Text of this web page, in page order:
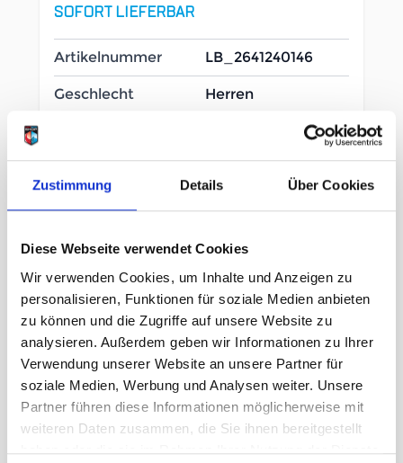
Zustimmung Details Über Cookies
Diese Webseite verwendet Cookies
Wir verwenden Cookies, um Inhalte und Anzeigen zu
personalisieren, Funktionen für soziale Medien anbieten
zu können und die Zugriffe auf unsere Website zu
analysieren. Außerdem geben wir Informationen zu Ihrer
Verwendung unserer Website an unsere Partner für
soziale Medien, Werbung und Analysen weiter. Unsere
Partner führen diese Informationen möglicherweise mit
weiteren Daten zusammen, die Sie ihnen bereitgestellt
haben oder die sie im Rahmen Ihrer Nutzung der Dienste
SOFORT LIEFERBAR
Artikelnummer LB_2641240146
Geschlecht Herren
Größe
XXL
UVP54,95 €
unser Preis ab:43,96 €-20%
Menge